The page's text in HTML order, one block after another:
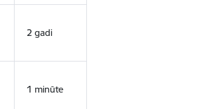
2 gadi
1 minūte